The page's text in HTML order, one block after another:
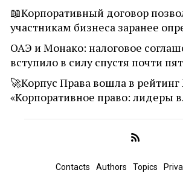
📖Корпоративный договор
участникам бизнеса заранее
ОАЭ и Монако: налоговое
вступило в силу спустя почти
🚀Корпус Права вошла в рейтинг
«Корпоративное право: лидеры
Contacts Authors Topics